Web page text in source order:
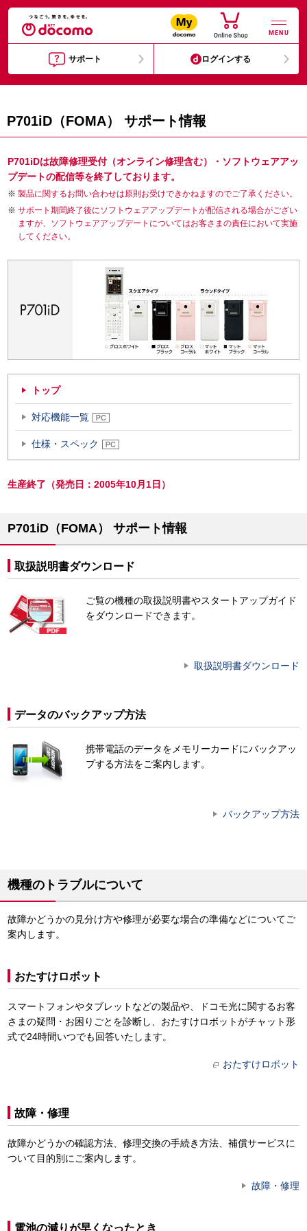
MENU
サポート ログインする
P701iD（FOMA） サポート情報
P701iDは故障修理受付（オンライン修理含む）・ソフトウェアアッ
プデートの配信等を終了しております。
製品に関するお問い合わせは原則お受けできかねますのでご了承ください。
サポート期間終了後にソフトウェアアップデートが配信される場合がござい
ますが、ソフトウェアアップデートについてはお客さまの責任において実施
してください。
トップ
対応機能一覧
仕様・スペック
生産終了（発売日：2005年10月1日）
P701iD（FOMA） サポート情報
取扱説明書ダウンロード
ご覧の機種の取扱説明書やスタートアップガイド
をダウンロードできます。
取扱説明書ダウンロード
データのバックアップ方法
携帯電話のデータをメモリーカードにバックアッ
プする方法をご案内します。
バックアップ方法
機種のトラブルについて
故障かどうかの見分け方や修理が必要な場合の準備などについてご
案内します。
おたすけロボット
スマートフォンやタブレットなどの製品や、ドコモ光に関するお客
さまの疑問・お困りごとを診断し、おたすけロボットがチャット形
式で24時間いつでも回答いたします。
おたすけロボット
故障・修理
故障かどうかの確認方法、修理交換の手続き方法、補償サービスに
ついて目的別にご案内します。
故障・修理
電池の減りが早くなったとき